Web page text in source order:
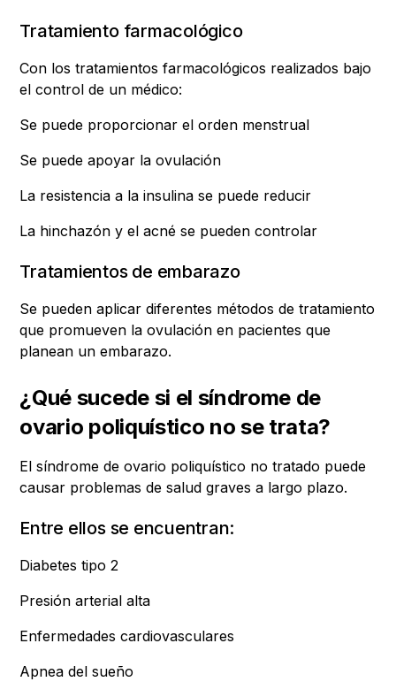
Tratamiento farmacológico
Con los tratamientos farmacológicos realizados bajo
el control de un médico:
Se puede proporcionar el orden menstrual
Se puede apoyar la ovulación
La resistencia a la insulina se puede reducir
La hinchazón y el acné se pueden controlar
Tratamientos de embarazo
Se pueden aplicar diferentes métodos de tratamiento
que promueven la ovulación en pacientes que
planean un embarazo.
¿Qué sucede si el síndrome de
ovario poliquístico no se trata?
El síndrome de ovario poliquístico no tratado puede
causar problemas de salud graves a largo plazo.
Entre ellos se encuentran:
Diabetes tipo 2
Presión arterial alta
Enfermedades cardiovasculares
Apnea del sueño